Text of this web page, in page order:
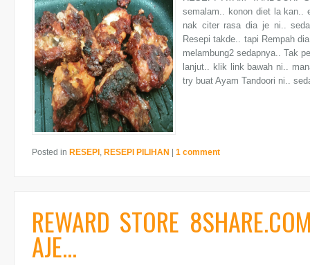
semalam.. konon diet la kan..
nak citer rasa dia je ni..
Resepi takde.. tapi Rempah
melambung2 sedapnya.. Tak
lanjut.. klik link bawah ni..
try buat Ayam Tandoori ni..
Posted in RESEPI , RESEPI PILIHAN 1 comment
REWARD STORE
AJE...